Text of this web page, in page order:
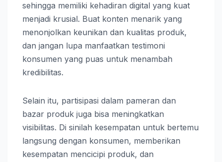
sehingga memiliki kehadiran digital yang kuat
menjadi krusial. Buat konten menarik yang
menonjolkan keunikan dan kualitas produk,
dan jangan lupa manfaatkan testimoni
konsumen yang puas untuk menambah
kredibilitas.
Selain itu, partisipasi dalam pameran dan
bazar produk juga bisa meningkatkan
visibilitas. Di sinilah kesempatan untuk bertemu
langsung dengan konsumen, memberikan
kesempatan mencicipi produk, dan